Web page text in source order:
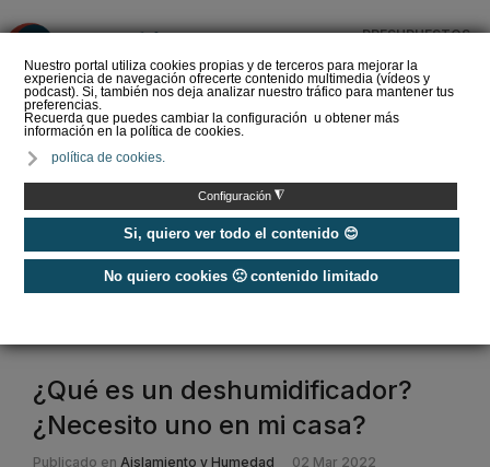
Nuestro portal utiliza cookies propias y de terceros para mejorar la
experiencia de navegación ofrecerte contenido multimedia (vídeos y
podcast). Si, también nos deja analizar nuestro tráfico para mantener tus
preferencias.
Recuerda que puedes cambiar la configuración u obtener más
información en la política de cookies.
política de cookies.
Configuración ◮
Si, quiero ver todo el contenido 😊
No quiero cookies 🙁 contenido limitado
PRESUPUESTOS
acondicionado de forma
sencilla en 2026
Humidificador y deshumidificador
¿Qué es un deshumidificador?
¿Necesito uno en mi casa?
Publicado en Aislamiento y Humedad 02 Mar 2022